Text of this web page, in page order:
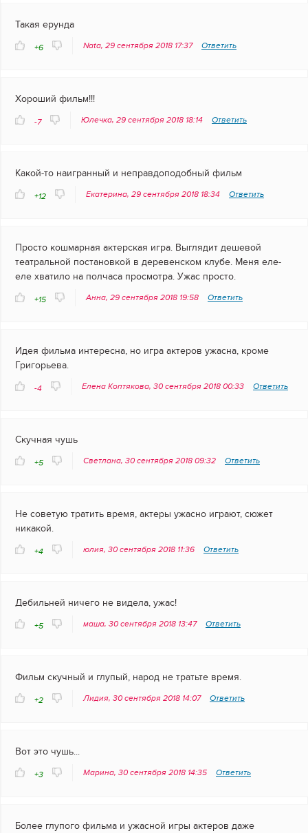
Такая ерунда
+6 Nata, 29 сентября 2018 17:37 Ответить
Хороший фильм!!!
-7 Юлечка, 29 сентября 2018 18:14 Ответить
Какой-то наигранный и неправдоподобный фильм
+12 Екатерина, 29 сентября 2018 18:34 Ответить
Просто кошмарная актерская игра. Выглядит дешевой
театральной постановкой в деревенском клубе. Меня еле-
еле хватило на полчаса просмотра. Ужас просто.
+15 Анна, 29 сентября 2018 19:58 Ответить
Идея фильма интересна, но игра актеров ужасна, кроме
Григорьева.
-4 Елена Коптякова, 30 сентября 2018 00:33 Ответить
Скучная чушь
+5 Светлана, 30 сентября 2018 09:32 Ответить
Не советую тратить время, актеры ужасно играют, сюжет
никакой.
+4 юлия, 30 сентября 2018 11:36 Ответить
Дебильней ничего не видела, ужас!
+5 маша, 30 сентября 2018 13:47 Ответить
Фильм скучный и глупый, народ не тратьте время.
+2 Лидия, 30 сентября 2018 14:07 Ответить
Вот это чушь...
+3 Марина, 30 сентября 2018 14:35 Ответить
Более глупого фильма и ужасной игры актеров даже